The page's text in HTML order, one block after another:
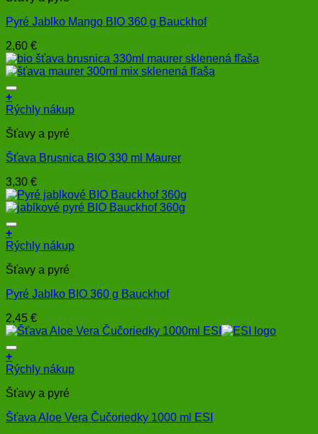
Pyré Jablko Mango BIO 360 g Bauckhof
2,60 €
+
Rýchly nákup
Šťavy a pyré
Šťava Brusnica BIO 330 ml Maurer
3,30 €
+
Rýchly nákup
Šťavy a pyré
Pyré Jablko BIO 360 g Bauckhof
2,45 €
+
Rýchly nákup
Šťavy a pyré
Šťava Aloe Vera Čučoriedky 1000 ml ESI